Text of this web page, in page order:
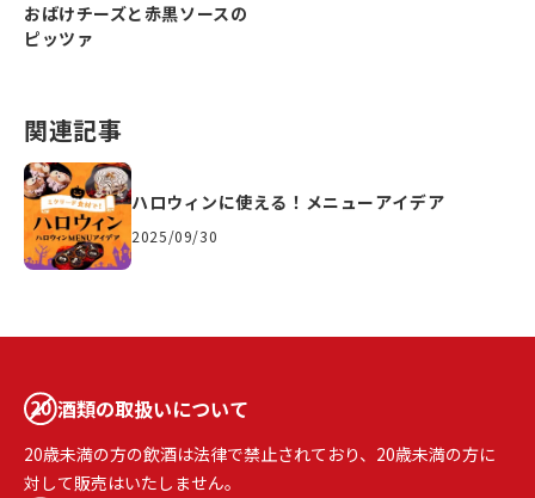
おばけチーズと赤黒ソースの
ピッツァ
関連記事
ハロウィンに使える！メニューアイデア
2025/09/30
酒類の取扱いについて
20歳未満の方の飲酒は法律で禁止されており、20歳未満の方に
対して販売はいたしません。